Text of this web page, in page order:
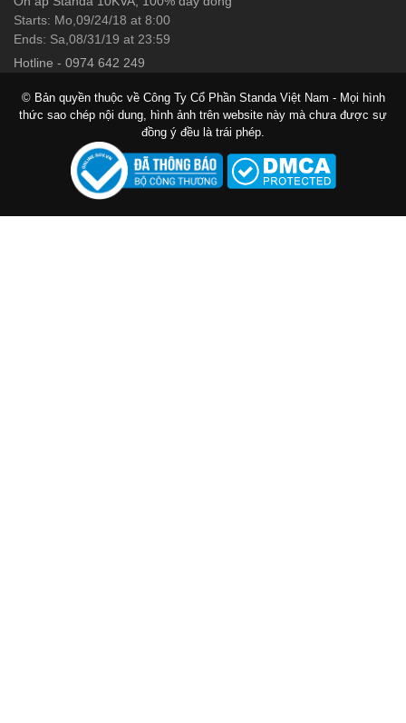
Starts: Mo,09/24/18 at 8:00
Ends: Sa,08/31/19 at 23:59
Hotline - 0974 642 249
© Bản quyền thuộc về Công Ty Cổ Phần Standa Việt Nam - Mọi hình
thức sao chép nội dung, hình ảnh trên website này mà chưa được sự
đồng ý đều là trái phép.